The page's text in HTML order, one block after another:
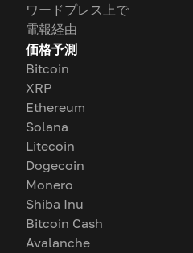
ワードプレス上で
電報経由
価格予測
Bitcoin
XRP
Ethereum
Solana
Litecoin
Dogecoin
Monero
Shiba Inu
Bitcoin Cash
Avalanche